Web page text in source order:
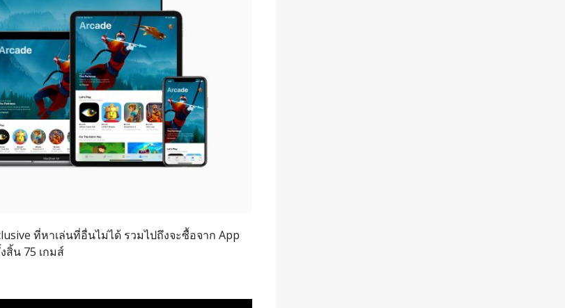
ที่หาเล่นที่อื่นไม่ได้ รวมไปถึงจะซื้อจาก App
สิ้น 75 เกมส์